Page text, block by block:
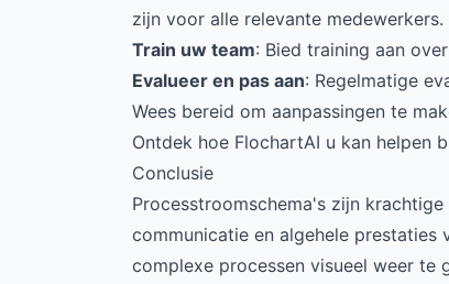
zijn voor alle relevante medewerkers.
Train uw team: Bied training aan
Evalueer en pas aan: Regelmatige
Wees bereid om aanpassingen te
Ontdek hoe FlochartAI u kan helpen
Conclusie
Processtroomschema's zijn
communicatie en algehele prestaties
complexe processen visueel weer te